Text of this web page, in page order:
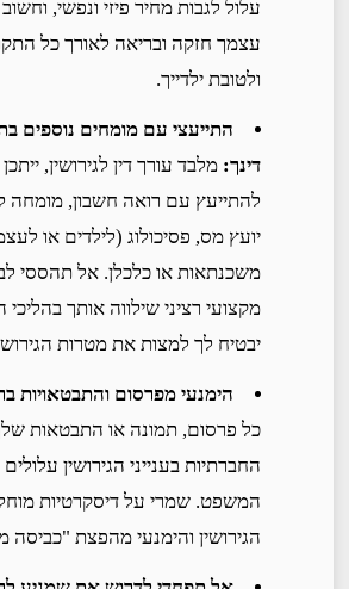
עלול לגבות מחיר פיזי ונפשי,
עצמך חזקה ובריאה לאורך כל
ולטובת ילדייך.
התייעצי עם מומחים נוספים
דינך:מלבד עורך דין לגירושין,
להתייעץ עם רואה חשבון, מומחה
יועץ מס, פסיכולוג (לילדים או
משכנתאות או כלכלן. אל תהססי
מקצועי רציני שילווה אותך בהליכי
יבטיח לך למצות את מטרות
הימנעי מפרסום והתבטאויות
כל פרסום, תמונה או התבטאות
החברתיות בענייני הגירושין
המשפט. שמרי על דיסקרטיות
הגירושין והימנעי מהפצת "כביסה